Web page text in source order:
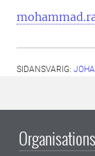
SIDANSVARIG: